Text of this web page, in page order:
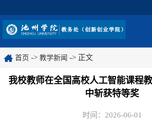
首页 -> 教学新闻 -> 正文
我校教师在全国高校人工智能课程
中斩获特等奖
时间：2026-06-01